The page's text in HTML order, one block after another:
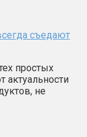
съедают
простых
актуальности
не